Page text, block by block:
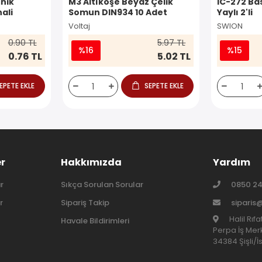
0.90 TL
0.76 TL
EKLE
Somun DIN934 10 Adet
Voltaj
%16
5.97 TL
5.02 TL
SEPETE EKLE
Yaylı 2'li
SWION
%15
Hakkımızda
Sıkça Sorulan Sorular
Sipariş Takip
Havale Bildirimleri
Yardım
0850
Halil
Perpa İş
34384 Şişli/